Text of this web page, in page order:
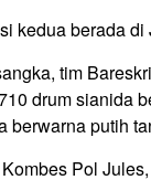
kedua berada
tim
drum sianida
berwarna putih
Pol